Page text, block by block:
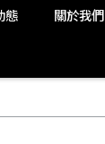
態 關於我們